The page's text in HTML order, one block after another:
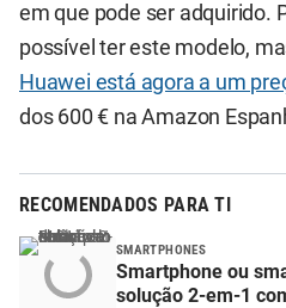
em que pode ser adquirido.
possível ter este modelo,
Huawei está agora a um
dos 600 € na Amazon
RECOMENDADOS PARA TI
SMARTPHONES
Smartphone ou
solução 2-em-1